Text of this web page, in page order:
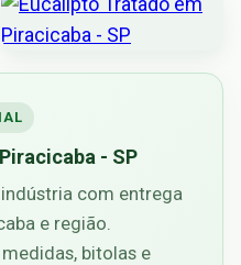
- SP
com entrega
e região.
bitolas e